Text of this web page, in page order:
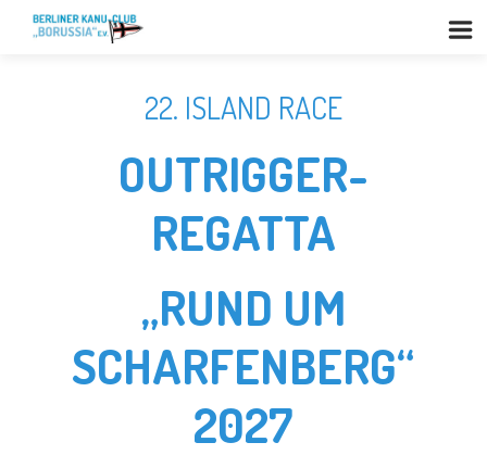
22. ISLAND RACE
OUTRIGGER-
REGATTA
„RUND UM
SCHARFENBERG“
2027